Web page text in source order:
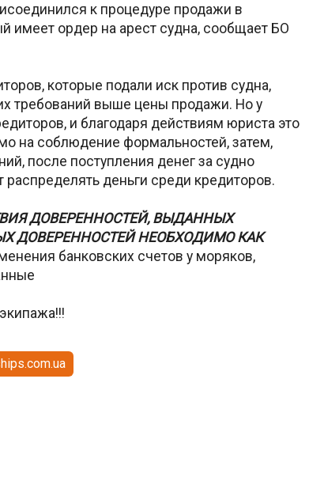
к процедуре продажи в
имеет ордер на арест судна, сообщает БО
которые подали иск против судна,
требований выше цены продажи. Но у
и благодаря действиям юриста это
на соблюдение формальностей, затем,
после поступления денег за судно
деньги среди кредиторов.
ДОВЕРЕННОСТЕЙ, ВЫДАННЫХ
ДОВЕРЕННОСТЕЙ НЕОБХОДИМО КАК
банковских счетов у моряков,